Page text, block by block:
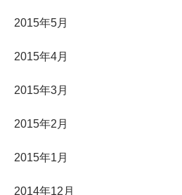
2015年5月
2015年4月
2015年3月
2015年2月
2015年1月
2014年12月